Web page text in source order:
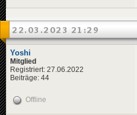
22.03.2023 21:29
Yoshi
Mitglied
Registriert: 27.06.2022
Beiträge: 44
Offline